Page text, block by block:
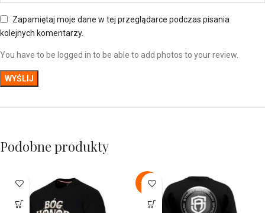
Zapamiętaj moje dane w tej przeglądarce podczas pisania
kolejnych komentarzy.
You have to be logged in to be able to add photos to your review.
Podobne produkty
-22%